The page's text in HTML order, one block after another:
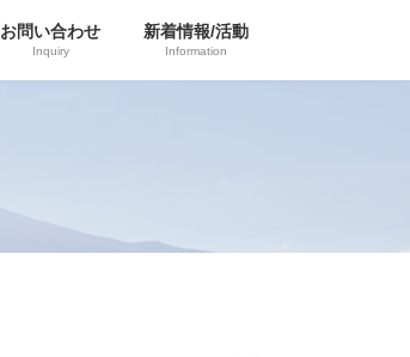
お問い合わせ
Inquiry
新着情報/活動
Information